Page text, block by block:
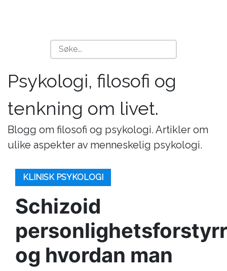
Psykologi, filosofi og
tenkning om livet.
Blogg om filosofi og psykologi. Artikler om
ulike aspekter av menneskelig psykologi.
KLINISK PSYKOLOGI
Schizoid
og hvordan man